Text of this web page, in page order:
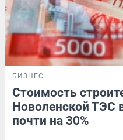
БИЗНЕС
Стоимость
Новоленской ТЭС
почти на 30%